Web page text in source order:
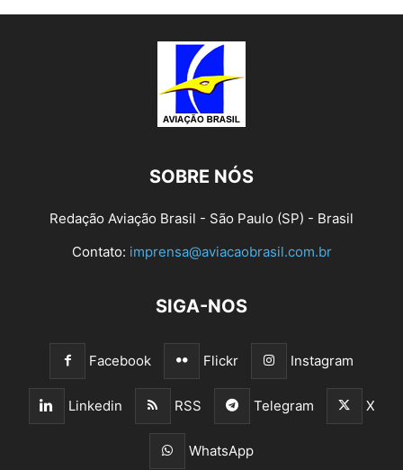
SOBRE NÓS
Redação Aviação Brasil - São Paulo (SP) - Brasil
Contato: imprensa@aviacaobrasil.com.br
SIGA-NOS
Facebook Flickr Instagram
Linkedin RSS Telegram X
WhatsApp